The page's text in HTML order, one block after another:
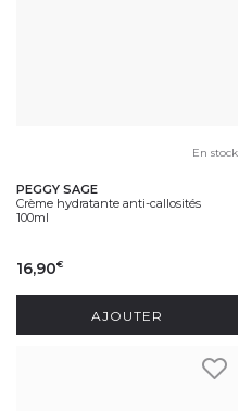
En stock
PEGGY SAGE
Crème hydratante anti-callosités
100ml
16,90€
AJOUTER